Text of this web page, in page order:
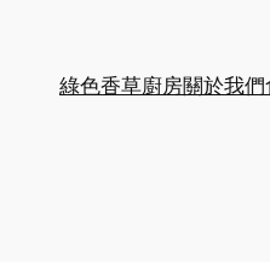
綠色香草廚房關於我們